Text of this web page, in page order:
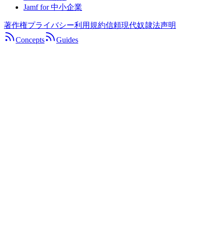
Jamf for 中小企業
著作権プライバシー利用規約信頼現代奴隷法声明
Concepts
Guides